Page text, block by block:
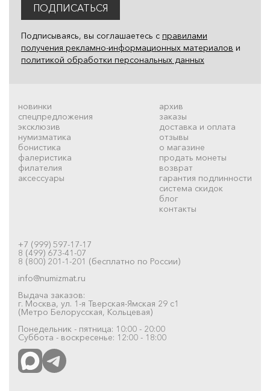
ПОДПИСАТЬСЯ
Подписываясь, вы соглашаетесь с правилами
получения рекламно-информационных материалов и
политикой обработки персональных данных
новинки
спецпредложения
эксклюзив
нумизматика
бонистика
фалеристика
филателия
аксессуары
архив
заказы
доставка и оплата
отзывы
о магазине
продать монеты
возврат
гарантия подлинности
система скидок
блог
контакты
+7 (999) 597-17-17
8 (499) 673-41-07
8 (800) 201-1-201 (бесплатно по России)
info@numizmat.ru
Выдача заказов:
г. Москва, ул. 1-я Тверская-Ямская 29 с1
(Метро Белорусская, Кольцевая)
Понедельник - пятница: 10:00 - 20:00
Суббота - воскресенье: 12:00 - 18:00